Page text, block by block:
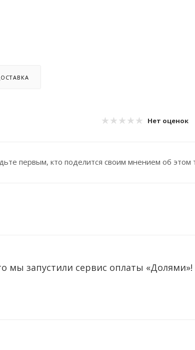
Нет оценок
первым, кто поделится своим мнением об этом
мы запустили сервис оплаты «Долями»!